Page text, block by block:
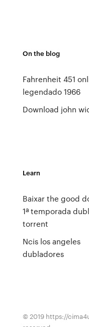
On the blog
Fahrenheit 451
legendado 1966
Download john
Learn
Baixar the good
1ª temporada
torrent
Ncis los angeles
dubladores
© 2019 https://